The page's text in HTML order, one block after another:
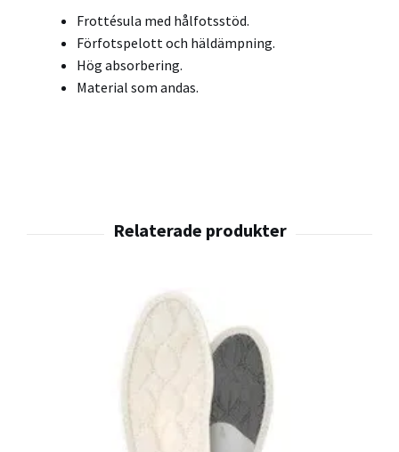
Frottésula med hålfotsstöd.
Förfotspelott och häldämpning.
Hög absorbering.
Material som andas.